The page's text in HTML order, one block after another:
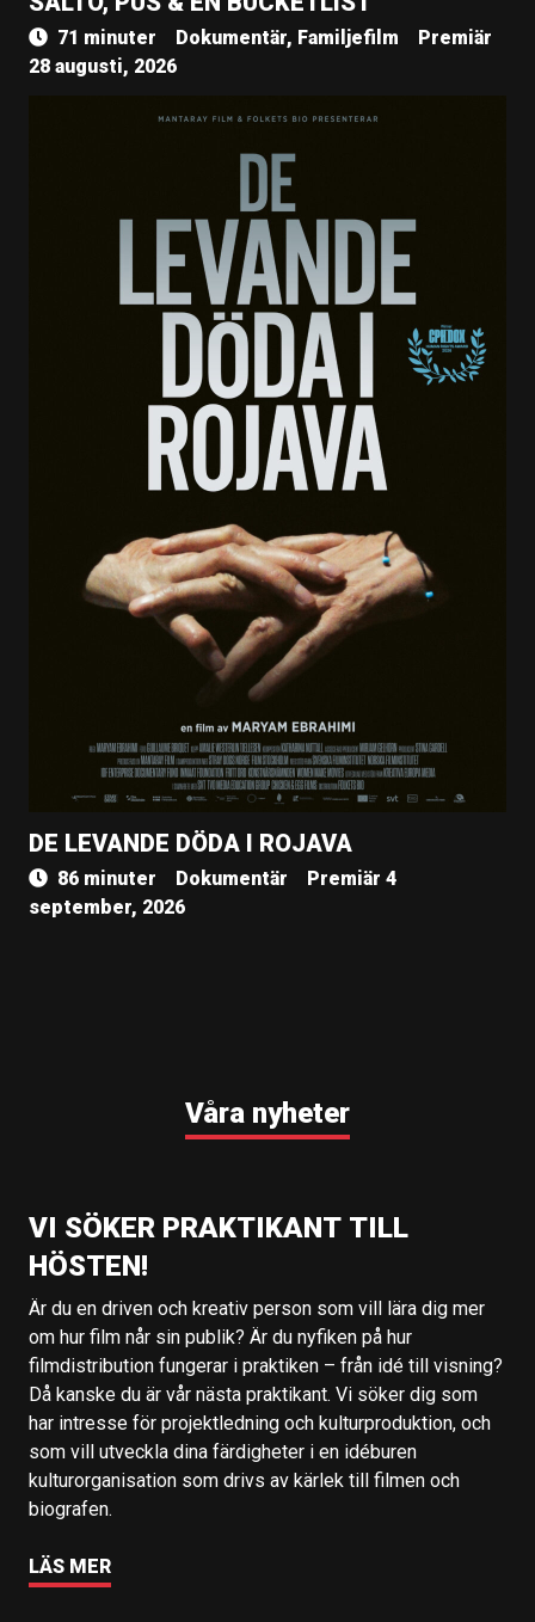
71 minuter Dokumentär, Familjefilm
Premiär
28 augusti, 2026
DE LEVANDE DÖDA I ROJAVA
86 minuter Dokumentär
Premiär 4
september, 2026
Våra nyheter
VI SÖKER PRAKTIKANT TILL
HÖSTEN!
Är du en driven och kreativ person som vill lära dig mer
om hur film når sin publik? Är du nyfiken på hur
filmdistribution fungerar i praktiken – från idé till visning?
Då kanske du är vår nästa praktikant. Vi söker dig som
har intresse för projektledning och kulturproduktion, och
som vill utveckla dina färdigheter i en idéburen
kulturorganisation som drivs av kärlek till filmen och
biografen.
LÄS MER